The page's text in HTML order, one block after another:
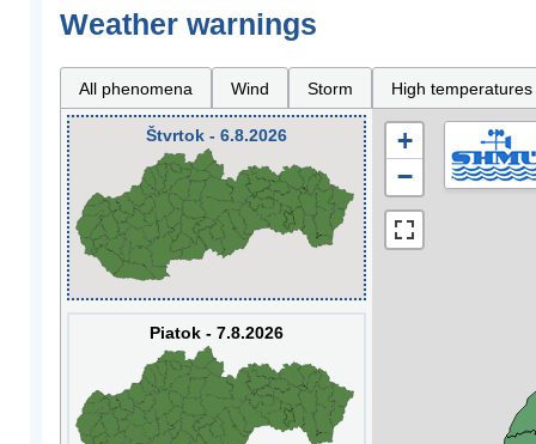
Weather warnings
All phenomena Wind Storm High temperatures
Štvrtok - 6.8.2026
Piatok - 7.8.2026
+
−